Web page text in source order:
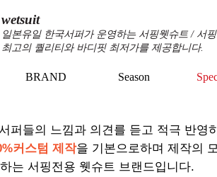
wetsuit
일본유일 한국서퍼가 운영하는 서핑웻슈트 / 서
최고의 퀄리티와 바디핏 최저가를 제공합니다.
BRAND
Season
퍼들의 느낌과 의견를 듣고 적극 반영
커스텀 제작을 기본으로하며 제작의
는 서핑전용 웻슈트 브랜드입니다.